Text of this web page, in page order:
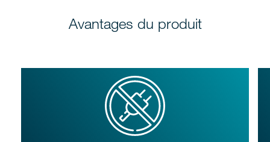
Avantages du produit